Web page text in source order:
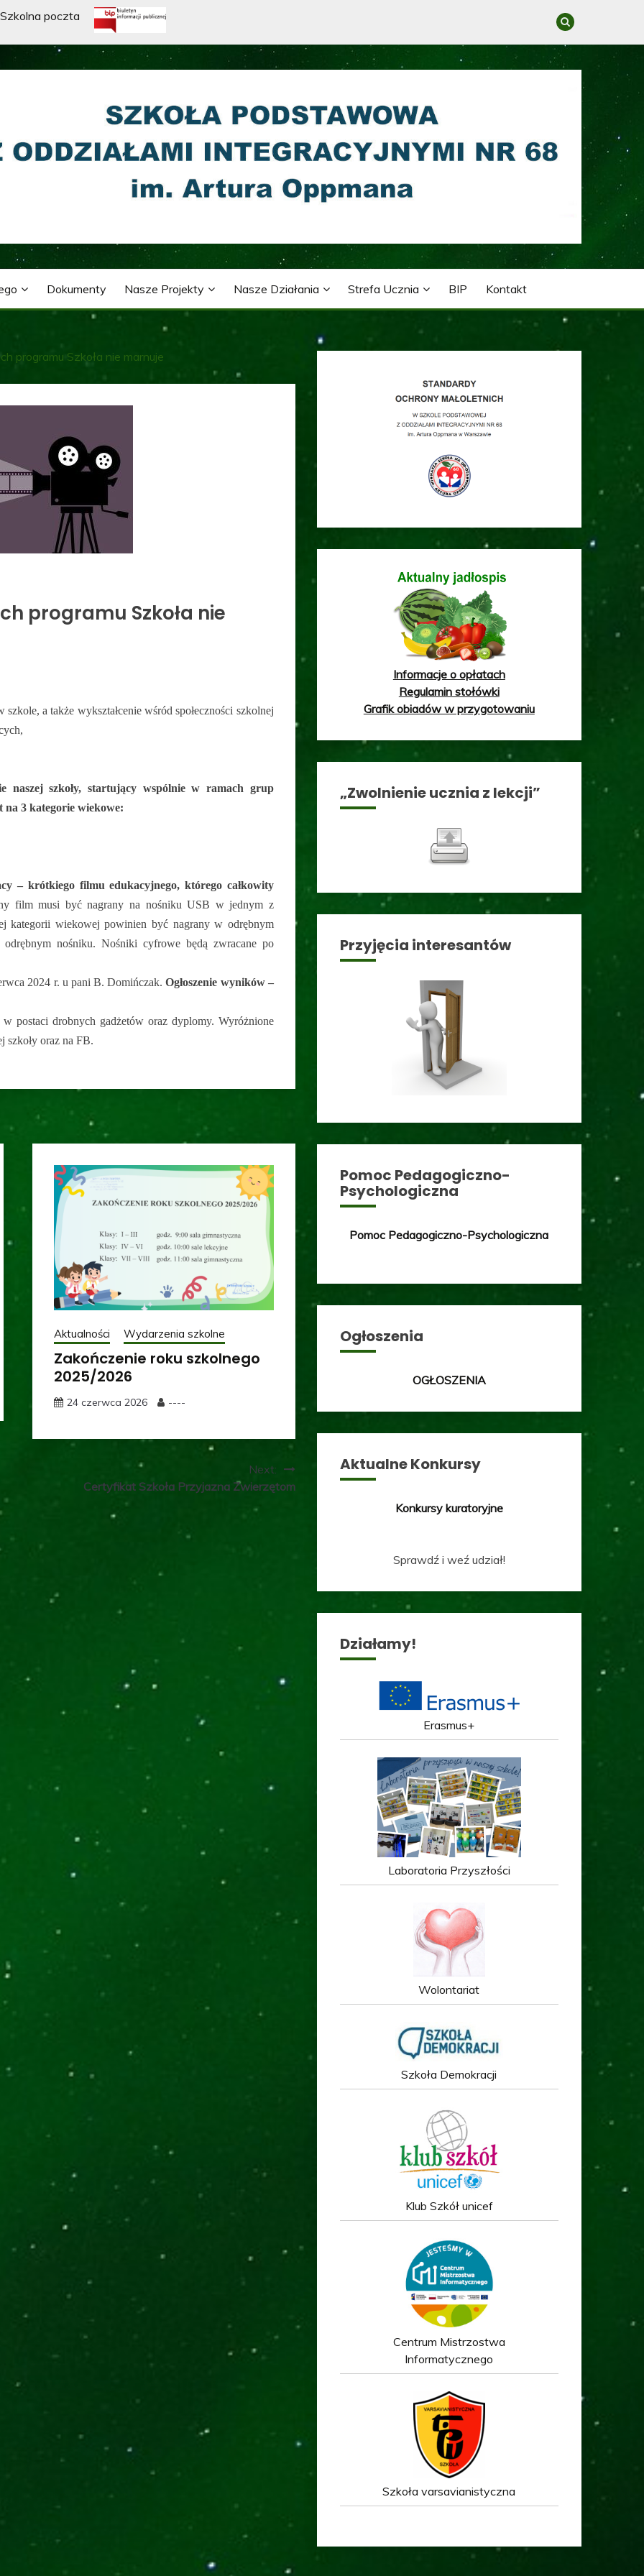
Szkolna poczta
Z ODDZIAŁAMI INTEGRACYJNYMI NR 68 IM.
ARTURA OPPMANA
Dokumenty Nasze Projekty Nasze Działania Strefa Ucznia BIP Kontakt
programu Szkoła nie marnuje
programu Szkoła nie
a także wykształcenie wśród społeczności szkolnej
naszej szkoły, startujący wspólnie w ramach grup
na 3 kategorie wiekowe:
– krótkiego filmu edukacyjnego, którego całkowity
film musi być nagrany na nośniku USB w jednym z
wiekowej powinien być nagrany w odrębnym
nośniku. Nośniki cyfrowe będą zwracane po
2024 r. u pani B. Domińczak.Ogłoszenie wyników –
postaci drobnych gadżetów oraz dyplomy. Wyróżnione
szkoły oraz na FB.
Aktualności Wydarzenia szkolne
Zakończenie roku szkolnego
2025/2026
24 czerwca 2026 ----
Next:
Certyfikat Szkoła Przyjazna Zwierzętom
Informacje o opłatach
Regulamin stołówki
Grafik obiadów w przygotowaniu
„Zwolnienie ucznia z lekcji”
Przyjęcia interesantów
Pomoc Pedagogiczno-
Psychologiczna
Pomoc Pedagogiczno-Psychologiczna
Ogłoszenia
OGŁOSZENIA
Aktualne Konkursy
Konkursy kuratoryjne
Sprawdź i weź udział!
Działamy!
Erasmus+
Laboratoria Przyszłości
Wolontariat
Szkoła Demokracji
Klub Szkół unicef
Centrum Mistrzostwa
Informatycznego
Szkoła varsavianistyczna